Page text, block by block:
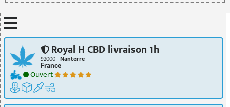
Royal H CBD livraison 1h
92000 -Nanterre
France
Ouvert